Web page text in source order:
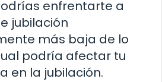
enfrentarte a
jubilación
más baja de lo
podría afectar tu
en la jubilación.